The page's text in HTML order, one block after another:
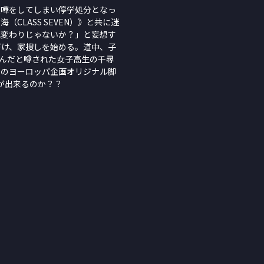
をしてしまい停学処分となっ
（CLASS SEVEN）》と共に迷
わりじゃないか？」と妄想す
、家捜しを始める。道中、子
だと噂された女子高生の千尋
ヨーロッパ企画オリジナル脚
出来るのか？？